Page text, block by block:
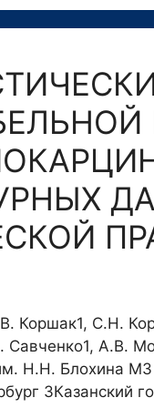
Коршак1, С.Н.
Савченко1, А.В.
Н.Н. Блохина
3Казанский